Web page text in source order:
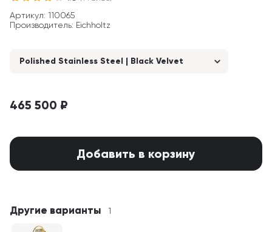
Артикул: 110065
Производитель: Eichholtz
Polished Stainless Steel | Black Velvet
465 500 ₽
Добавить в корзину
Другие варианты 1